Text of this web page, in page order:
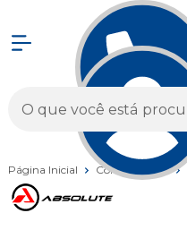
Página Inicial Componentes